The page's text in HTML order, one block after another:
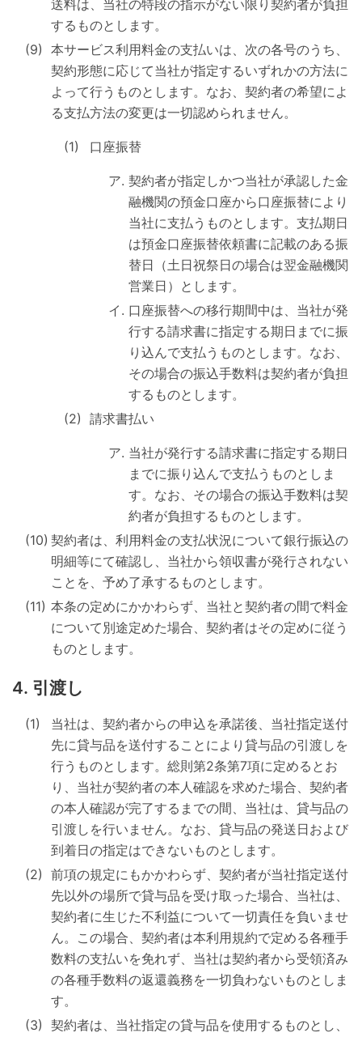
送料は、当社の特段の指示がない限り契約者が負担
するものとします。
本サービス利用料金の支払いは、次の各号のうち、
契約形態に応じて当社が指定するいずれかの方法に
よって行うものとします。なお、契約者の希望によ
る支払方法の変更は一切認められません。
口座振替
契約者が指定しかつ当社が承認した金
融機関の預金口座から口座振替により
当社に支払うものとします。支払期日
は預金口座振替依頼書に記載のある振
替日（土日祝祭日の場合は翌金融機関
営業日）とします。
口座振替への移行期間中は、当社が発
行する請求書に指定する期日までに振
り込んで支払うものとします。なお、
その場合の振込手数料は契約者が負担
するものとします。
請求書払い
当社が発行する請求書に指定する期日
までに振り込んで支払うものとしま
す。なお、その場合の振込手数料は契
約者が負担するものとします。
契約者は、利用料金の支払状況について銀行振込の
明細等にて確認し、当社から領収書が発行されない
ことを、予め了承するものとします。
本条の定めにかかわらず、当社と契約者の間で料金
について別途定めた場合、契約者はその定めに従う
ものとします。
引渡し
当社は、契約者からの申込を承諾後、当社指定送付
先に貸与品を送付することにより貸与品の引渡しを
行うものとします。総則第2条第7項に定めるとお
り、当社が契約者の本人確認を求めた場合、契約者
の本人確認が完了するまでの間、当社は、貸与品の
引渡しを行いません。なお、貸与品の発送日および
到着日の指定はできないものとします。
前項の規定にもかかわらず、契約者が当社指定送付
先以外の場所で貸与品を受け取った場合、当社は、
契約者に生じた不利益について一切責任を負いませ
ん。この場合、契約者は本利用規約で定める各種手
数料の支払いを免れず、当社は契約者から受領済み
の各種手数料の返還義務を一切負わないものとしま
す。
契約者は、当社指定の貸与品を使用するものとし、